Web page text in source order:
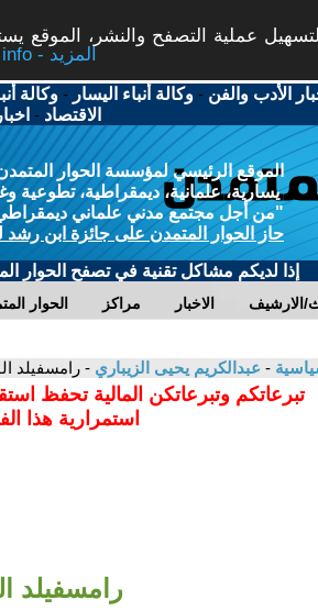
عملية التصفح والنشر، الموقع
More info - المزيد
الأدب والفن -وكالة أنباء اليسار -وكالة
الاقتصاد -
الموقع الرئيسي لمؤسسة الحوار
يسارية، علمانية، ديمقراطية، تطوعية
"من أجل مجتمع مدني علماني ديمقراطي
حاز الحوار المتمدن على جائزة ابن رشد
إذا لديكم مشاكل تقنية في تصفح الحوار
الحوار مراكز الاخبار الارشيف
- عبدالكريم يحيى الزيباري - رامسفيلد
تبرعاتكم وتبرعاتكن المالية تحفظ
استمرارية هذا
رامسفيلد